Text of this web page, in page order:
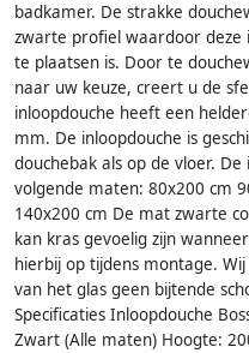
badkamer. De strakke
zwarte profiel waardoor
te plaatsen is. Door te
naar uw keuze, creert u de
inloopdouche heeft een
mm. De inloopdouche is
douchebak als op de vloer.
volgende maten: 80x200 cm
140x200 cm De mat zwarte
kan kras gevoelig zijn
hierbij op tijdens montage.
van het glas geen bijtende
Specificaties Inloopdouche
Zwart (Alle maten) Hoogte: